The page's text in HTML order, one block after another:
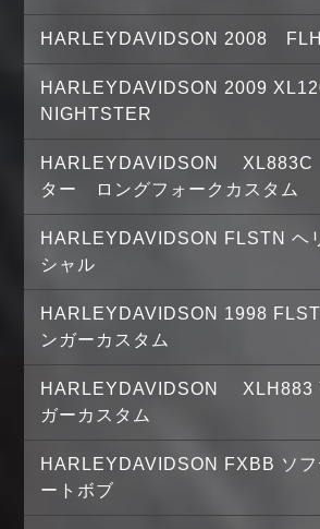
HARLEYDAVIDSON 2008
HARLEYDAVIDSON 2009
NIGHTSTER
HARLEYDAVIDSON XL883C
ター ロングフォークカスタム
HARLEYDAVIDSON FLSTN ヘ
シャル
HARLEYDAVIDSON 1998
ンガーカスタム
HARLEYDAVIDSON XLH883
ガーカスタム
HARLEYDAVIDSON FXBB ソフ
ートボブ